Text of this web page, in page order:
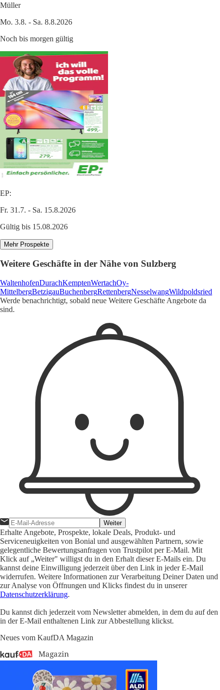
Müller
Mo. 3.8. - Sa. 8.8.2026
Noch bis morgen gültig
EP:
Fr. 31.7. - Sa. 15.8.2026
Gültig bis 15.08.2026
Mehr Prospekte
Weitere Geschäfte in der Nähe von Sulzberg
WaltenhofenDurachKemptenWertachOy-
MittelbergBetzigauBuchenbergRettenbergNesselwangWildpoldsried
Werde benachrichtigt, sobald neue Weitere Geschäfte Angebote da
sind.
Weiter
Erhalte Angebote, Prospekte, lokale Deals, Produkt- und
Serviceneuigkeiten von Bonial und ausgewählten Partnern, sowie
gelegentliche Bewertungsanfragen von Trustpilot per E-Mail. Mit
Klick auf „Weiter" willigst du in den Erhalt dieser E-Mails ein. Du
kannst deine Einwilligung jederzeit über den Link in jeder E-Mail
widerrufen. Weitere Informationen zur Verarbeitung Deiner Daten und
zur Analyse von Öffnungen und Klicks findest du in unserer
Datenschutzerklärung.
Du kannst dich jederzeit vom Newsletter abmelden, in dem du auf den
in der E-Mail enthaltenen Link zur Abbestellung klickst.
Neues vom KaufDA Magazin